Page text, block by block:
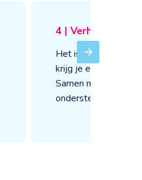
4 | Verhuizen
Het is zover! Als je
krijg je een
Samen maken jullie
ondersteuning.
Next